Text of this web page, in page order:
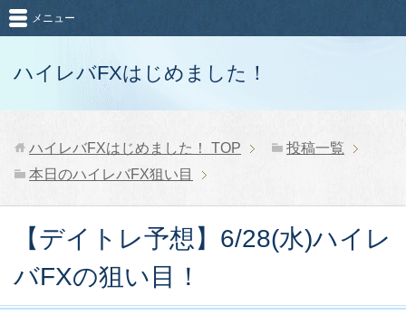
ハイレバFXはじめました！
メニュー
ハイレバFXはじめました！ TOP
投稿一覧
本日のハイレバFX狙い目
【デイトレ予想】6/28(水)ハイレ
バFXの狙い目！